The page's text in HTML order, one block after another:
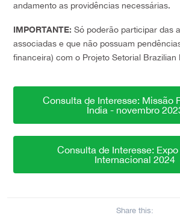
andamento as providências necessárias.
IMPORTANTE: Só poderão participar das
associadas e que não possuam
financeira) com o Projeto Setorial Brazilian
Consulta de Interesse: Missão
Índia - novembro
Consulta de Interesse:
Internacional 2024
Share this: